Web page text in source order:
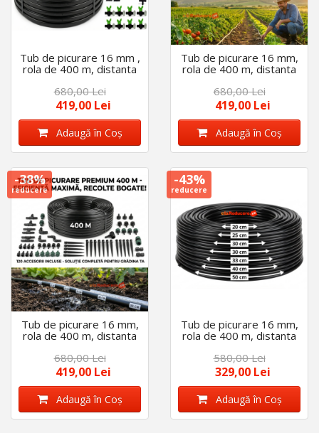
Tub de picurare 16 mm ,
rola de 400 m, distanta
L/h cu 120 accesorii
680,00 Lei
419,00 Lei
Adaugă în Coş
Tub de picurare 16 mm,
rola de 400 m, distanta
L/h cu 120 accesorii
680,00 Lei
419,00 Lei
Adaugă în Coş
-38%
reducere
Tub de picurare 16 mm,
rola de 400 m, distanta
4 L/h cu 120 accesorii
680,00 Lei
419,00 Lei
Adaugă în Coş
-43%
reducere
Tub de picurare 16 mm,
rola de 400 m, distanta
L/h
580,00 Lei
329,00 Lei
Adaugă în Coş